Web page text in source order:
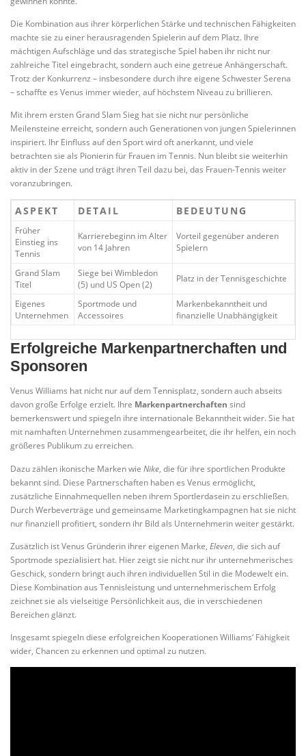
Die Kombination aus ihrer körperlichen Stärke und technischen Fähigkeiten
machte sie zu einer herausragenden Spielerin auf dem Platz. Ihre
mächtigen Aufschläge und das strategische Spiel haben ihr nicht nur
zahlreiche Titel eingebracht, sondern auch eine getreue Anhängerschaft.
Trotz der Konkurrenz – insbesondere durch ihre eigene Schwester Serena
– schaffte es Venus immer wieder, auf höchstem Niveau zu brillieren.
Mit ihrem ersten Grand Slam Sieg hat sie nicht nur persönliche
Meilensteine erreicht, sondern auch Generationen von jungen Spielerinnen
inspiriert. Ihr Einfluss auf den Sport wird oft anerkannt, und viele
betrachten sie als Pionierin für Frauen im Tennis. Nun bleibt sie weiterhin
aktiv in der Szene und trägt ihren Teil dazu bei, das Frauen-Tennis weiter
voranzubringen.
ASPEKT DETAIL BEDEUTUNG
Früher
Einstieg ins
Tennis
Karrierebeginn im Alter
von 14 Jahren
Vorteil gegenüber anderen
Spielern
Grand Slam
Titel
Siege bei Wimbledon
(5) und US Open (2)
Platz in der Tennisgeschichte
Eigenes
Unternehmen
Sportmode und
Accessoires
Markenbekanntheit und
finanzielle Unabhängigkeit
Erfolgreiche Markenpartnerchaften und
Sponsoren
Venus Williams hat nicht nur auf dem Tennisplatz, sondern auch abseits
davon große Erfolge erzielt. Ihre Markenpartnerchaften sind
bemerkenswert und spiegeln ihre internationale Bekanntheit wider. Sie hat
mit namhaften Unternehmen zusammengearbeitet, die ihr helfen, ein noch
größeres Publikum zu erreichen.
Dazu zählen ikonische Marken wie Nike, die für ihre sportlichen Produkte
bekannt sind. Diese Partnerschaften haben es Venus ermöglicht,
zusätzliche Einnahmequellen neben ihrem Sportlerdasein zu erschließen.
Durch Werbeverträge und gemeinsame Marketingkampagnen hat sie nicht
nur finanziell profitiert, sondern ihr Bild als Unternehmerin weiter gestärkt.
Zusätzlich ist Venus Gründerin ihrer eigenen Marke, Eleven, die sich auf
Sportmode spezialisiert hat. Hier zeigt sie nicht nur ihr unternehmerisches
Geschick, sondern bringt auch ihren individuellen Stil in die Modewelt ein.
Diese Kombination aus Tennisleistung und unternehmerischem Erfolg
zeichnet sie als vielseitige Persönlichkeit aus, die in verschiedenen
Bereichen glänzt.
Insgesamt spiegeln diese erfolgreichen Kooperationen Williams‘ Fähigkeit
wider, Chancen zu erkennen und optimal zu nutzen.